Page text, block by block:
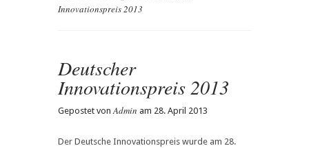
Innovationspreis 2013
Deutscher
Innovationspreis 2013
Gepostet vonAdmin am 28. April 2013
Der Deutsche Innovationspreis wurde am 28.